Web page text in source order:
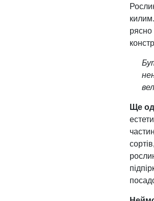
рясно
Ще